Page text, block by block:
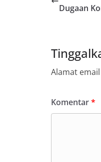
Dugaan
Alamat
Komentar*